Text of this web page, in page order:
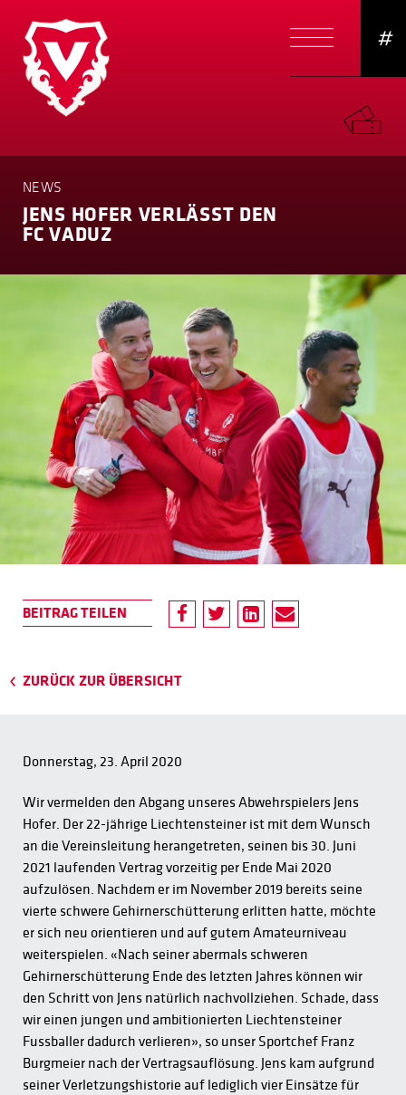
#
NEWS
JENS HOFER VERLÄSST DEN
FC VADUZ
ZURÜCK ZUR ÜBERSICHT
Donnerstag, 23. April 2020
Wir vermelden den Abgang unseres Abwehrspielers Jens
Hofer. Der 22-jährige Liechtensteiner ist mit dem Wunsch
an die Vereinsleitung herangetreten, seinen bis 30. Juni
2021 laufenden Vertrag vorzeitig per Ende Mai 2020
aufzulösen. Nachdem er im November 2019 bereits seine
vierte schwere Gehirnerschütterung erlitten hatte, möchte
er sich neu orientieren und auf gutem Amateurniveau
weiterspielen. «Nach seiner abermals schweren
Gehirnerschütterung Ende des letzten Jahres können wir
den Schritt von Jens natürlich nachvollziehen. Schade, dass
wir einen jungen und ambitionierten Liechtensteiner
Fussballer dadurch verlieren», so unser Sportchef Franz
Burgmeier nach der Vertragsauflösung. Jens kam aufgrund
seiner Verletzungshistorie auf lediglich vier Einsätze für